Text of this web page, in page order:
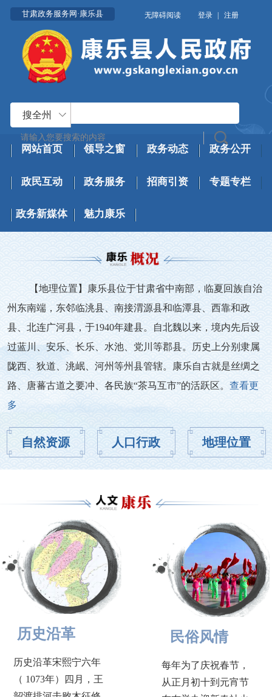
甘肃政务服务网·康乐县 无障碍阅读 登录 | 注册
搜全州
网站首页 领导之窗 政务动态 政务公开
政民互动 政务服务 招商引资 专题专栏
政务新媒体 魅力康乐
【地理位置】康乐县位于甘肃省中南部，临夏回族自治
州东南端，东邻临洮县、南接渭源县和临潭县、西靠和政
县、北连广河县，于1940年建县。自北魏以来，境内先后设
过蓝川、安乐、长乐、水池、党川等郡县。历史上分别隶属
陇西、狄道、洮岷、河州等州县管辖。康乐自古就是丝绸之
路、唐蕃古道之要冲、各民族“茶马互市”的活跃区。查看更
多
自然资源 人口行政 地理位置
历史沿革
历史沿革宋熙宁六年
（ 1073年）四月，王
民俗风情
每年为了庆祝春节，
从正月初十到元宵节